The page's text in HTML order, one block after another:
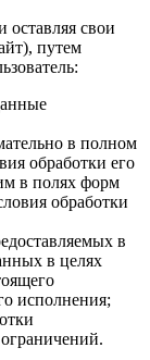
свои
путем
в полном
обработки его
в полях форм
обработки
в
в целях
исполнения;